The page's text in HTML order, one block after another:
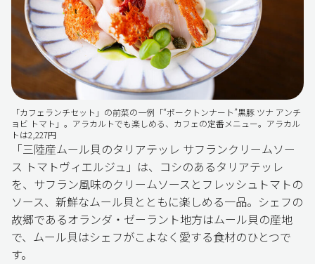
「カフェランチセット」の前菜の一例「“ポークトンナート”黒豚 ツナ アンチ
ョビ トマト」。アラカルトでも楽しめる、カフェの定番メニュー。アラカル
トは2,227円
「三陸産ムール貝のタリアテッレ サフランクリームソー
ス トマトヴィエルジュ」は、コシのあるタリアテッレ
を、サフラン風味のクリームソースとフレッシュトマトの
ソース、新鮮なムール貝とともに楽しめる一品。シェフの
故郷であるオランダ・ゼーラント地方はムール貝の産地
で、ムール貝はシェフがこよなく愛する食材のひとつで
す。